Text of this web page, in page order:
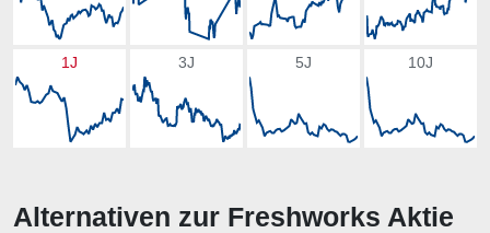
1J 3J 5J 10J
Alternativen zur Freshworks Aktie